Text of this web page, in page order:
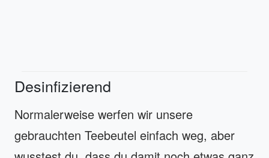
Desinfizierend
Normalerweise werfen wir unsere
gebrauchten Teebeutel einfach weg, aber